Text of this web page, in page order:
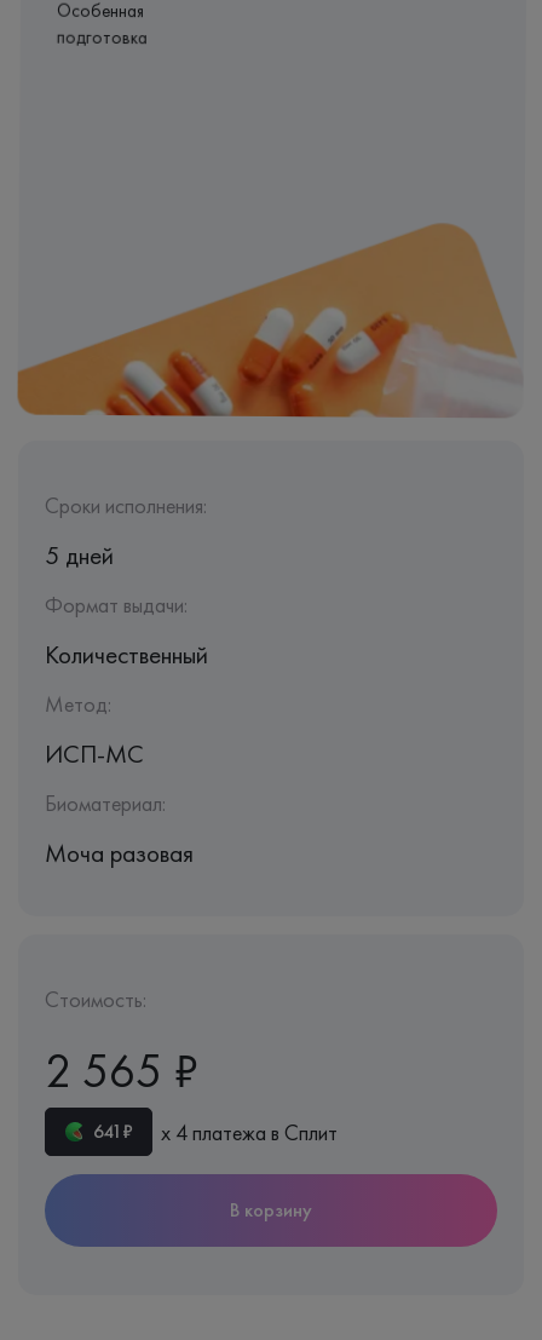
Особенная
подготовка
Сроки исполнения:
5 дней
Формат выдачи:
Количественный
Метод:
ИСП-МС
Биоматериал:
Моча разовая
Стоимость:
2 565 ₽
641₽ х 4 платежа в Сплит
В корзину